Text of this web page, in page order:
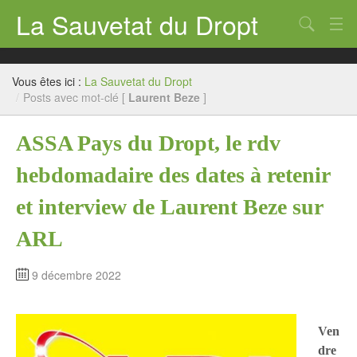
La Sauvetat du Dropt
Accueil
Mairie
Chercher
Vous êtes ici : La Sauvetat du Dropt
/ Posts avec mot-clé [ Laurent Beze ]
ASSA Pays du Dropt, le rdv
hebdomadaire des dates à retenir
et interview de Laurent Beze sur
ARL
9 décembre 2022
Ven
dre